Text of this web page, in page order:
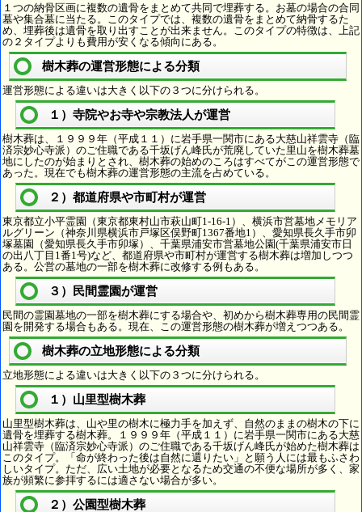
１つの納骨区画に複数の遺骨をまとめて共同で埋葬する。お墓の場合の合同
墓や集合墓に当たる。このタイプでは、複数の遺骨をまとめて納骨するた
め、埋葬後は遺骨を取り出すことが出来ません。このタイプの特徴は、上記
の２タイプよりも費用が安くなる傾向にある。
樹木葬の運営形態による分類
運営形態による違いは大きく以下の３つに分けられる。
１）寺院やお寺や宗教法人が運営
樹木葬は、１９９９年（平成１１）に岩手県一関市にある大慈山祥雲寺（臨
済宗妙心寺派）のご住職である千坂げん峰氏が荒廃していた里山を樹木葬墓
地にしたのが始まりとされ、樹木葬の始めのころはすべてがこの運営形態で
あった。現在でも樹木葬の運営形態の主流を占めている。
２）都道府県や市町村が運営
東京都立小平霊園（東京都東村山市萩山町1-16-1）、横浜市営墓地メモリア
ルグリーン（神奈川県横浜市戸塚区俣野町1367番地1）、愛知県長久手市卯
塚墓園（愛知県長久手市卯塚）、千葉県浦安市営墓地公園(千葉県浦安市日
の出八丁目1番1号)など、都道府県や市町村が運営する樹木葬は増加しつつ
ある。公営の墓地の一部を樹木葬に改修する例もある。
３）民間霊園が運営
民間の霊園墓地の一部を樹木葬にする場合や、初めから樹木葬専用の民間霊
園を開発する場合もある。現在、この運営形態の樹木葬が増えつつある。
樹木葬の立地形態による分類
立地形態による違いは大きく以下の３つに分けられる。
１）山里型樹木葬
山里型樹木葬は、山や里の樹木に極力手を加えず、自然のままの樹木の下に
遺骨を埋葬する樹木葬。１９９９年（平成１１）に岩手県一関市にある大慈
山祥雲寺（臨済宗妙心寺派）のご住職である千坂げん峰氏が始めた樹木葬は
このタイプ。「命が終わった後は自然に還りたい」と願う人には最もふさわ
しいタイプ。ただ、広い土地が必要となるため交通の不便な場所が多く、家
族が頻繁に参拝するには適さない場合が多い。
２）公園型樹木葬